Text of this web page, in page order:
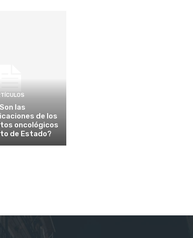
las
de los
oncológicos
de Estado?